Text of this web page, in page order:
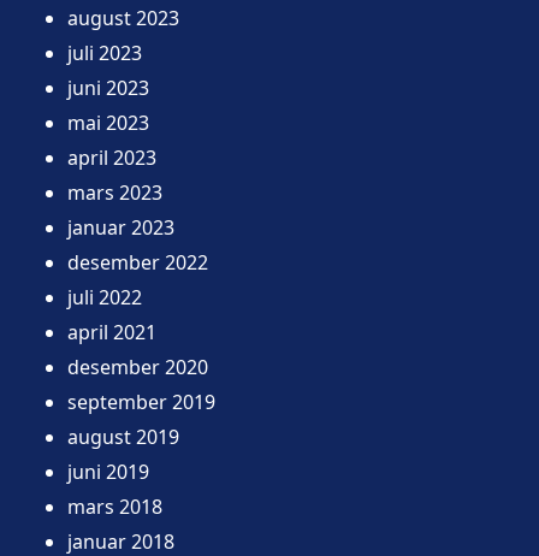
august 2023
juli 2023
juni 2023
mai 2023
april 2023
mars 2023
januar 2023
desember 2022
juli 2022
april 2021
desember 2020
september 2019
august 2019
juni 2019
mars 2018
januar 2018